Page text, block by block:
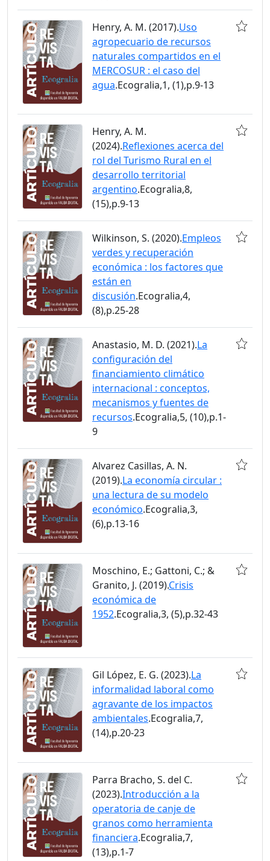
Henry, A. M. (2017).Uso
agropecuario de recursos
naturales compartidos en el
MERCOSUR : el caso del
agua.Ecogralia,1, (1),p.9-13
Henry, A. M.
(2024).Reflexiones acerca del
rol del Turismo Rural en el
desarrollo territorial
argentino.Ecogralia,8,
(15),p.9-13
Wilkinson, S. (2020).Empleos
verdes y recuperación
económica : los factores que
están en
discusión.Ecogralia,4,
(8),p.25-28
Anastasio, M. D. (2021).La
configuración del
financiamiento climático
internacional : conceptos,
mecanismos y fuentes de
recursos.Ecogralia,5, (10),p.1-
9
Alvarez Casillas, A. N.
(2019).La economía circular :
una lectura de su modelo
económico.Ecogralia,3,
(6),p.13-16
Moschino, E.; Gattoni, C.; &
Granito, J. (2019).Crisis
económica de
1952.Ecogralia,3, (5),p.32-43
Gil López, E. G. (2023).La
informalidad laboral como
agravante de los impactos
ambientales.Ecogralia,7,
(14),p.20-23
Parra Bracho, S. del C.
(2023).Introducción a la
operatoria de canje de
granos como herramienta
financiera.Ecogralia,7,
(13),p.1-7